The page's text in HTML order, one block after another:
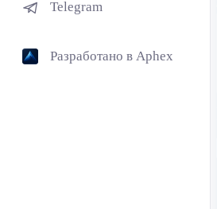
Telegram
Разработано в Aphex